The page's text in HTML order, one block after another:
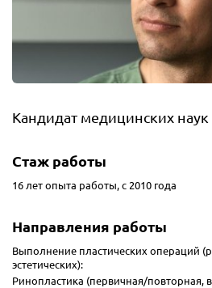
Кандидат медицинских наук
Стаж работы
16 лет опыта работы, с 2010 года
Направления работы
Выполнение пластических операций
эстетических):
Ринопластика (первичная/повторная,